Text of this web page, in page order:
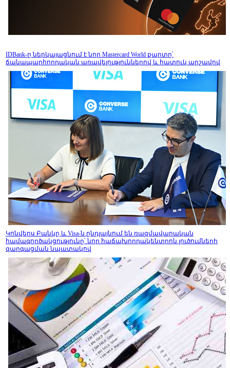
IDBank-ը ներկայացնում է նոր Mastercard World քարտը՝
ճանապարհորդական առավելություններով և հատուկ արշավով
Կոնվերս Բանկը և Visa-ն ընդլայնում են ռազմավարական
համագործակցությունը՝ նոր հաճախորդակենտրոն լուծումների
զարգացման նպատակով